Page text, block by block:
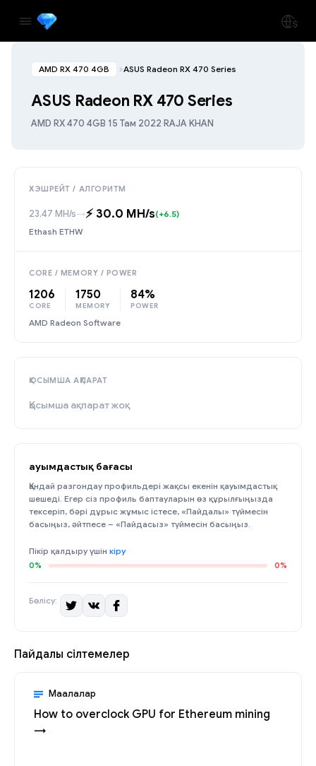
AMD RX 470 4GB ASUS Radeon RX 470 Series
ASUS Radeon RX 470 Series
AMD RX 470 4GB·15 Там 2022·RAJA KHAN
ХЭШРЕЙТ / АЛГОРИТМ
23.47 MH/s→⚡️ 30.0 MH/s(+6.5)
Ethash ETHW
CORE / MEMORY / POWER
1206
CORE
1750
MEMORY
84%
POWER
AMD Radeon Software
ҚОСЫМША АҚПАРАТ
Қосымша ақпарат жоқ
Қауымдастық бағасы
Қандай разгондау профильдері жақсы екенін қауымдастық
шешеді. Егер сіз профиль баптауларын өз құрылғыңызда
тексеріп, бәрі дұрыс жұмыс істесе, «Пайдалы» түймесін
басыңыз, әйтпесе – «Пайдасыз» түймесін басыңыз.
Пікір қалдыру үшін кіру
0% 0%
Бөлісу:
Пайдалы сілтемелер
Мақалалар
How to overclock GPU for Ethereum mining
→